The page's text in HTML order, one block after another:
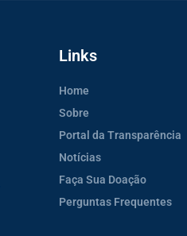
Links
Home
Sobre
Portal da Transparência
Notícias
Faça Sua Doação
Perguntas Frequentes